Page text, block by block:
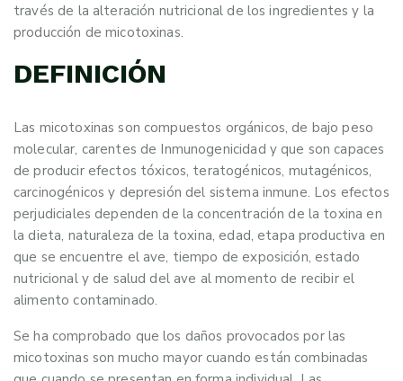
través de la alteración nutricional de los ingredientes y la
producción de micotoxinas.
DEFINICIÓN
Las micotoxinas son compuestos orgánicos, de bajo peso
molecular, carentes de Inmunogenicidad y que son capaces
de producir efectos tóxicos, teratogénicos, mutagénicos,
carcinogénicos y depresión del sistema inmune. Los efectos
perjudiciales dependen de la concentración de la toxina en
la dieta, naturaleza de la toxina, edad, etapa productiva en
que se encuentre el ave, tiempo de exposición, estado
nutricional y de salud del ave al momento de recibir el
alimento contaminado.
Se ha comprobado que los daños provocados por las
micotoxinas son mucho mayor cuando están combinadas